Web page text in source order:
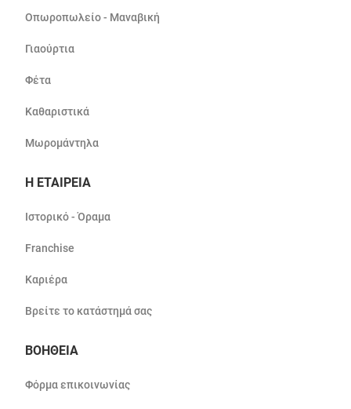
Οπωροπωλείο - Μαναβική
Γιαούρτια
Φέτα
Καθαριστικά
Μωρομάντηλα
Η ΕΤΑΙΡΕΙΑ
Ιστορικό - Όραμα
Franchise
Καριέρα
Βρείτε το κατάστημά σας
ΒΟΗΘΕΙΑ
Φόρμα επικοινωνίας